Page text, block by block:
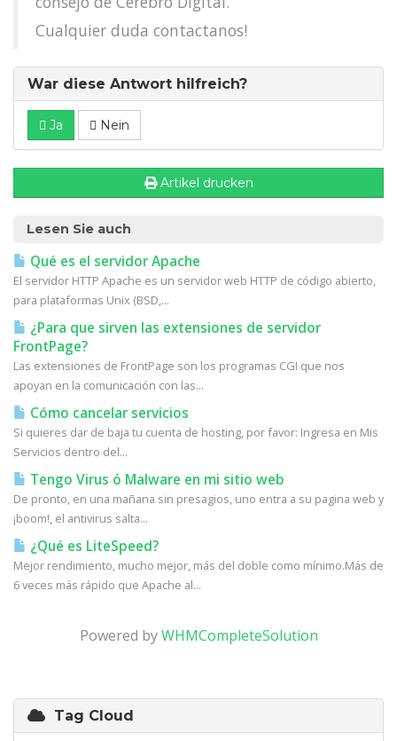
Cualquier duda contactanos!
War diese Antwort hilfreich?
Ja Nein
Artikel drucken
Lesen Sie auch
Qué es el servidor Apache
El servidor HTTP Apache es un servidor web HTTP de código abierto,
para plataformas Unix (BSD,...
¿Para que sirven las extensiones de servidor
FrontPage?
Las extensiones de FrontPage son los programas CGI que nos
apoyan en la comunicación con las...
Cómo cancelar servicios
Si quieres dar de baja tu cuenta de hosting, por favor: Ingresa en Mis
Servicios dentro del...
Tengo Virus ó Malware en mi sitio web
De pronto, en una mañana sin presagios, uno entra a su pagina web y
¡boom!, el antivirus salta...
¿Qué es LiteSpeed?
Mejor rendimiento, mucho mejor, más del doble como mínimo.Más de
6 veces más rápido que Apache al...
Powered byWHMCompleteSolution
Tag Cloud